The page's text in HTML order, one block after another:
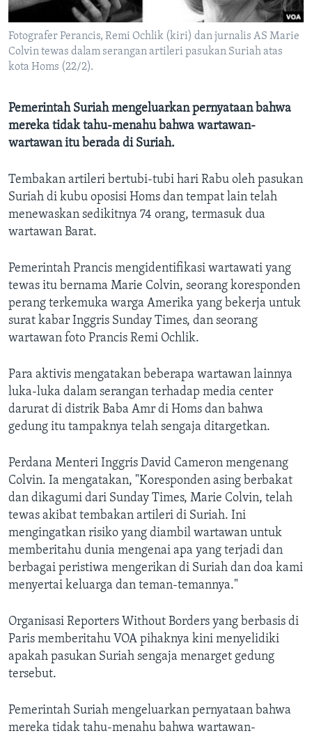
Fotografer Perancis, Remi Ochlik (kiri) dan jurnalis AS Marie
Colvin tewas dalam serangan artileri pasukan Suriah atas
kota Homs (22/2).
Pemerintah Suriah mengeluarkan pernyataan bahwa
mereka tidak tahu-menahu bahwa wartawan-
wartawan itu berada di Suriah.
Tembakan artileri bertubi-tubi hari Rabu oleh pasukan
Suriah di kubu oposisi Homs dan tempat lain telah
menewaskan sedikitnya 74 orang, termasuk dua
wartawan Barat.
Pemerintah Prancis mengidentifikasi wartawati yang
tewas itu bernama Marie Colvin, seorang koresponden
perang terkemuka warga Amerika yang bekerja untuk
surat kabar Inggris Sunday Times, dan seorang
wartawan foto Prancis Remi Ochlik.
Para aktivis mengatakan beberapa wartawan lainnya
luka-luka dalam serangan terhadap media center
darurat di distrik Baba Amr di Homs dan bahwa
gedung itu tampaknya telah sengaja ditargetkan.
Perdana Menteri Inggris David Cameron mengenang
Colvin. Ia mengatakan, "Koresponden asing berbakat
dan dikagumi dari Sunday Times, Marie Colvin, telah
tewas akibat tembakan artileri di Suriah. Ini
mengingatkan risiko yang diambil wartawan untuk
memberitahu dunia mengenai apa yang terjadi dan
berbagai peristiwa mengerikan di Suriah dan doa kami
menyertai keluarga dan teman-temannya."
Organisasi Reporters Without Borders yang berbasis di
Paris memberitahu VOA pihaknya kini menyelidiki
apakah pasukan Suriah sengaja menarget gedung
tersebut.
Pemerintah Suriah mengeluarkan pernyataan bahwa
mereka tidak tahu-menahu bahwa wartawan-